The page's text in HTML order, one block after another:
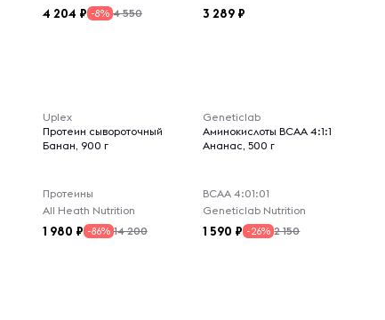
4 204 -8% 4 550 3 289
Uplex
Протеин сывороточный
Банан, 900 г
Протеины
All Heath Nutrition
1 980 -86% 14 200
Geneticlab
Аминокислоты BCAA 4:1:1
Ананас, 500 г
ВСАА 4:01:01
Geneticlab Nutrition
1 590 -26% 2 150